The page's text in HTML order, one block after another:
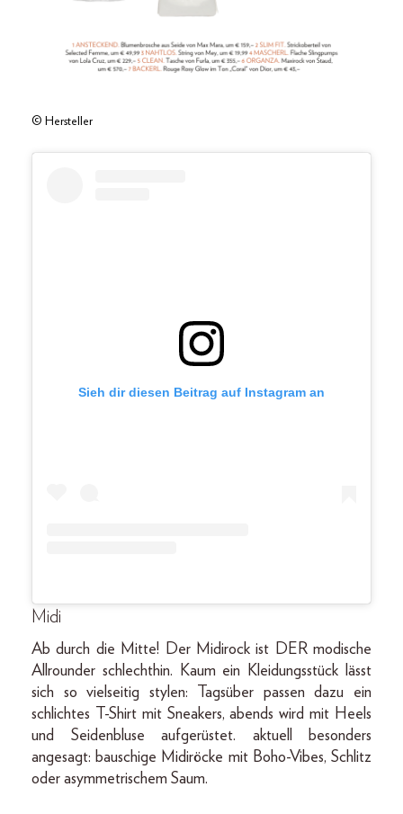
© Hersteller
Sieh dir diesen Beitrag auf Instagram an
Midi
Ab durch die Mitte! Der Midirock ist DER modische
Allrounder schlechthin. Kaum ein Kleidungsstück lässt
sich so vielseitig stylen: Tagsüber passen dazu ein
schlichtes T-Shirt mit Sneakers, abends wird mit Heels
und Seidenbluse aufgerüstet. aktuell besonders
angesagt: bauschige Midiröcke mit Boho-Vibes, Schlitz
oder asymmetrischem Saum.